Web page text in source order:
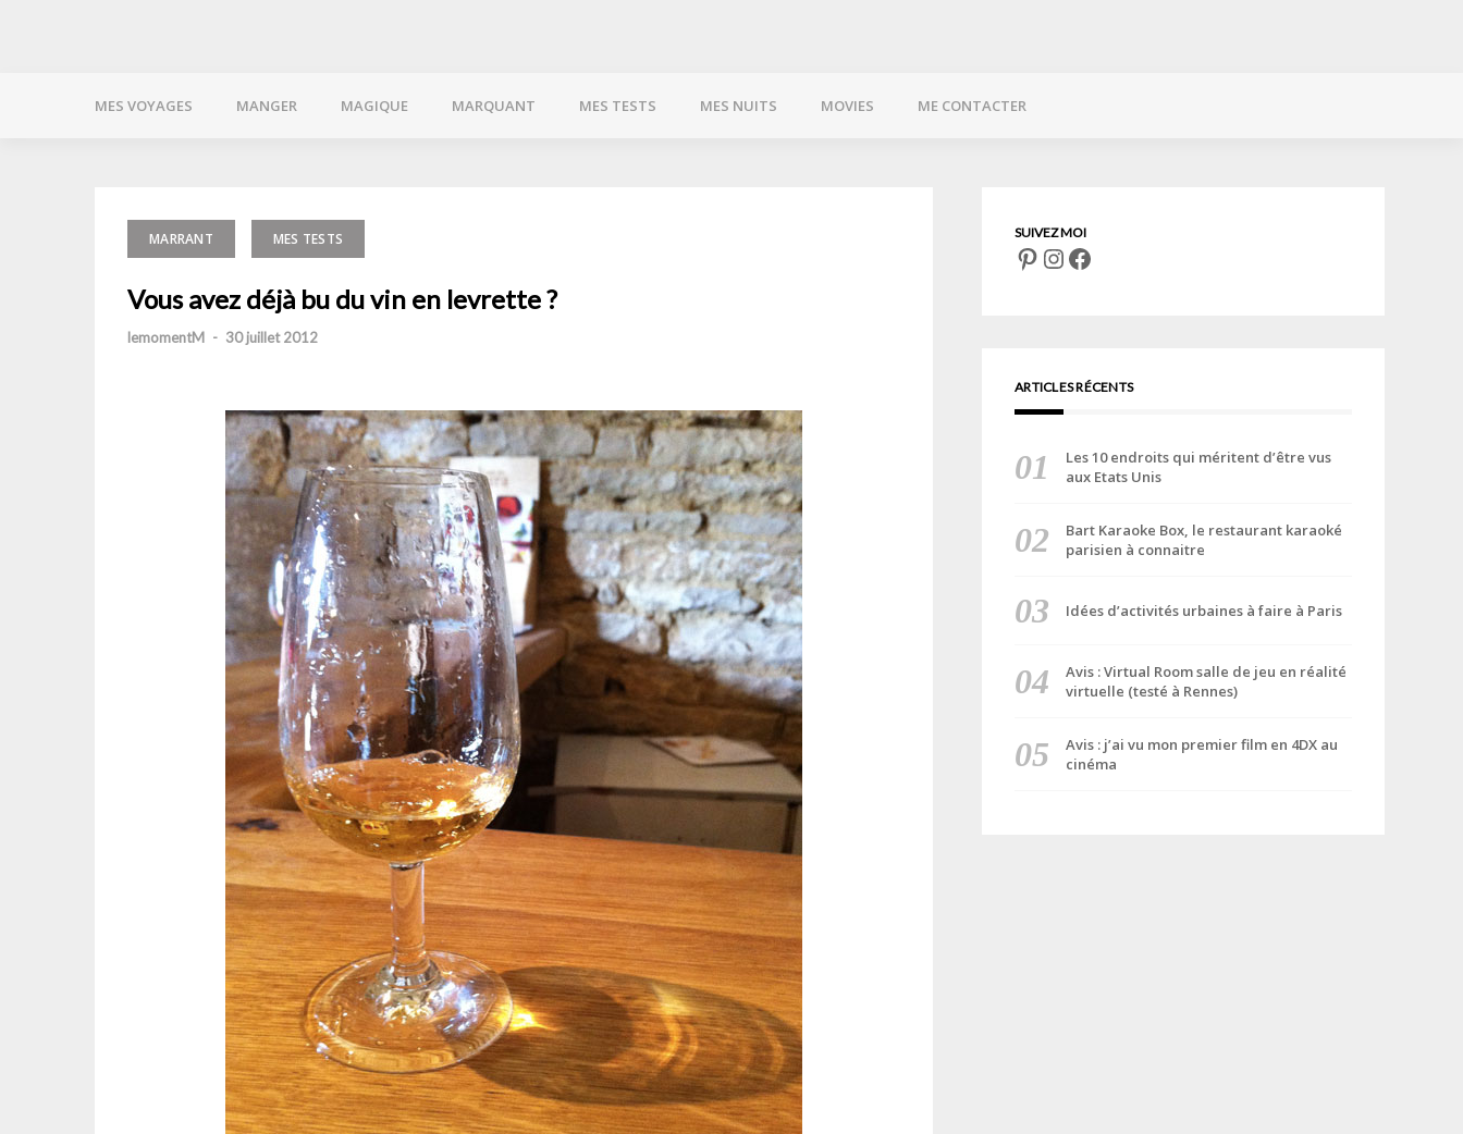
MES VOYAGES MANGER MAGIQUE MARQUANT MES TESTS MES NUITS MOVIES ME CONTACTER
MARRANT MES TESTS
Vous avez déjà bu du vin en levrette ?
lemomentM - 30 juillet 2012
Pinterest
Instagram
Facebook
ARTICLES RÉCENTS
Les 10 endroits qui méritent d’être vus
aux Etats Unis
Bart Karaoke Box, le restaurant karaoké
parisien à connaitre
Idées d’activités urbaines à faire à Paris
Avis : Virtual Room salle de jeu en réalité
virtuelle (testé à Rennes)
Avis : j’ai vu mon premier film en 4DX au
cinéma